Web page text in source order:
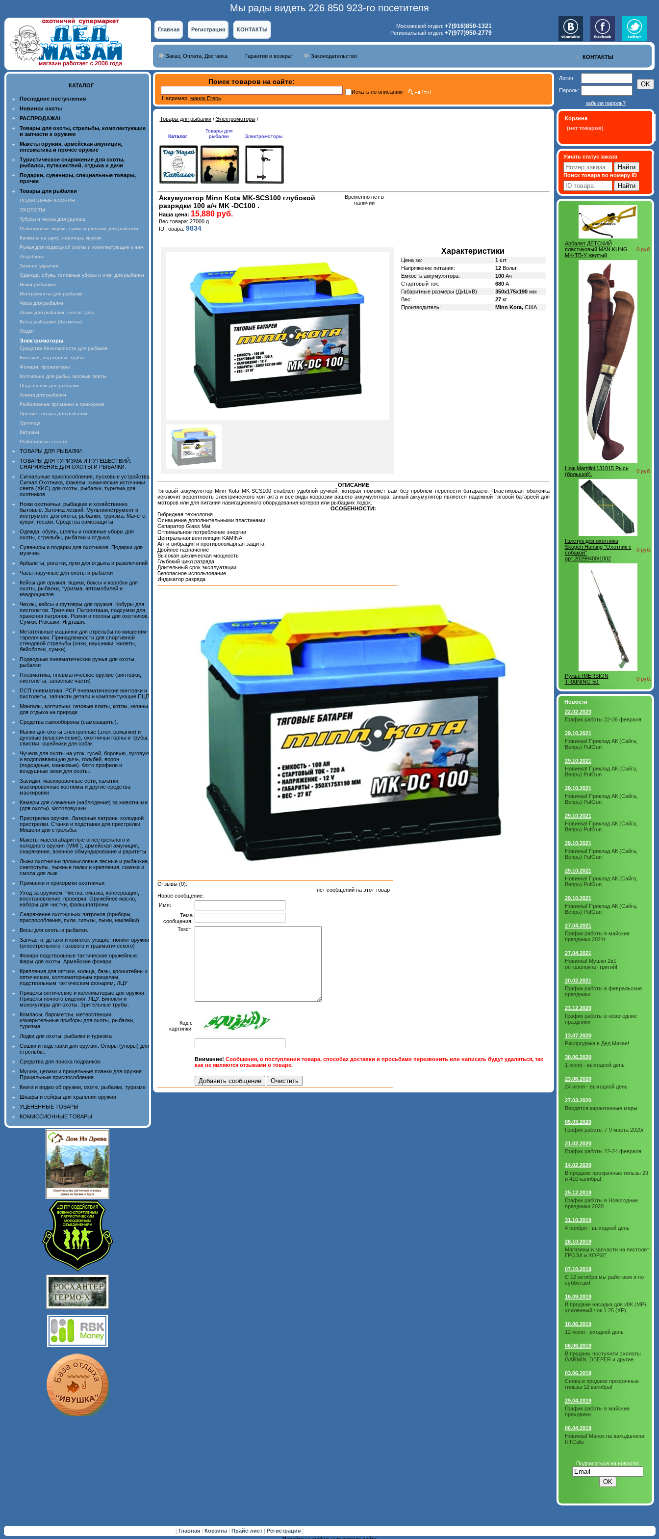
Мы рады видеть 226 850 923-го посетителя
Главная Регистрация КОНТАКТЫ
Московский отдел: +7(916)850-1321
Региональный отдел: +7(977)950-2779
КОНТАКТЫ
Заказ, Оплата, Доставка Гарантии и возврат Законодательство
КАТАЛОГ
Последние поступления
Новинки охоты
РАСПРОДАЖА!
Товары для охоты, стрельбы, комплектующие
и запчасти к оружию
Макеты оружия, армейская амуниция,
пневматика и прочее оружие
Туристическое снаряжение для охоты,
рыбалки, путешествий, отдыха и дачи
Подарки, сувениры, специальные товары,
прочее
Товары для рыбалки
ПОДВОДНЫЕ КАМЕРЫ
ЭХОЛОТЫ
Тубусы и чехлы для удилищ
Рыболовные ящики, сумки и рюкзаки для рыбалки
Капканы на щуку, жерлицы, кружки
Ружья для подводной охоты и комплектующие к ним
Ледобуры
Зимние укрытия
Одежда, обувь, головные уборы и очки для рыбалки
Ножи рыбацкие
Инструменты для рыбалки
Часы для рыбалки
Лыжи для рыбалки, снегоступы
Весы рыбацкие (безмены)
Лодки
Электромоторы
Средства безопасности для рыбаков
Бинокли, подзорные трубы
Фонари, прожекторы
Коптильни для рыбы, газовые плиты
Подсачники для рыбалки
Химия для рыбалки
Рыболовные приманки и прикормки
Прочие товары для рыбалки
Удилища
Катушки
Рыболовные снасти
ТОВАРЫ ДЛЯ РЫБАЛКИ
ТОВАРЫ ДЛЯ ТУРИЗМА И ПУТЕШЕСТВИЙ.
СНАРЯЖЕНИЕ ДЛЯ ОХОТЫ И РЫБАЛКИ.
Сигнальные приспособления, пусковые устройства
Сигнал Охотника, факелы, химические источники
света (ХИС) для охоты, рыбалки, туризма для
охотников
Ножи охотничьи, рыбацкие и хозяйственно
бытовые. Заточка лезвий. Мультиинструмент и
инструмент для охоты, рыбалки, туризма. Мачете,
кукри, тесаки. Средства самозащиты.
Одежда, обувь, шляпы и головные уборы для
охоты, стрельбы, рыбалки и отдыха.
Сувениры и подарки для охотников. Подарки для
мужчин.
Арбалеты, рогатки, луки для отдыха и развлечений
Часы наручные для охоты и рыбалки
Кейсы для оружия, ящики, боксы и коробки для
охоты, рыбалки, туризма, автомобилей и
квадроциклов
Чехлы, кейсы и футляры для оружия. Кобуры для
пистолетов. Тренчики. Патронташи, подсумки для
хранения патронов. Ремни и погоны для охотников.
Сумки. Рюкзаки. Ягдташи.
Метательные машинки для стрельбы по мишеням-
тарелочкам. Принадлежности для спортивной
стендовой стрельбы (очки, наушники, жилеты,
бейсболки, сумки)
Подводные пневматические ружья для охоты,
рыбалки
Пневматика, пневматическое оружие (винтовки,
пистолеты, запасные части)
ПСП пневматика, PCP пневматические винтовки и
пистолеты, запчасти детали и комплектующие ПЦП
Мангалы, коптильни, газовые плиты, котлы, казаны
для отдыха на природе
Средства самообороны (самозащиты).
Манки для охоты электронные (электроманки) и
духовые (классические), охотничьи горны и трубы,
свистки, ошейники для собак
Чучела для охоты на уток, гусей, боровую, луговую
и водоплавающую дичь, голубей, ворон
(подсадные, манковые). Фото профили и
воздушные змеи для охоты.
Засидки, маскировочные сети, палатки,
маскировочные костюмы и другие средства
маскировки
Камеры для слежения (наблюдения) за животными
(для охоты). Фотоловушки.
Пристрелка оружия. Лазерные патроны холодной
пристрелки. Станки и подставки для пристрелки.
Мишени для стрельбы.
Макеты массогабаритные огнестрельного и
холодного оружия (ММГ), армейская амуниция,
снаряжение, военное обмундирование и раритеты
Лыжи охотничьи промысловые лесные и рыбацкие,
снегоступы, лыжные палки и крепления, смазка и
смола для лыж
Приманки и прикормки охотничьи
Уход за оружием. Чистка, смазка, консервация,
восстановление, проверка. Оружейное масло,
наборы для чистки, фальшпатроны.
Снаряжение охотничьих патронов (приборы,
приспособления, пули, гильзы, пыжи, наклейки)
Весы для охоты и рыбалки.
Запчасти, детали и комплектующие, тюнинг оружия
(огнестрельного, газового и травматического)
Фонари подствольные тактические оружейные.
Фары для охоты. Армейские фонари.
Крепления для оптики, кольца, базы, кронштейны к
оптическим, коллиматорным прицелам,
подствольным тактическим фонарям, ЛЦУ
Прицелы оптические и коллиматорые для оружия.
Прицелы ночного видения. ЛЦУ. Бинокли и
монокуляры для охоты. Зрительные трубы.
Компасы, барометры, метеостанции,
измерительные приборы для охоты, рыбалки,
туризма
Лодки для охоты, рыбалки и туризма
Сошки и подставки для оружия. Опоры (упоры) для
стрельбы.
Средства для поиска подранков.
Мушки, целики и прицельные планки для оружия.
Прицельные приспособления.
Книги и видео об оружии, охоте, рыбалке, туризме
Шкафы и сейфы для хранения оружия
УЦЕНЕННЫЕ ТОВАРЫ
КОМИССИОННЫЕ ТОВАРЫ
Поиск товаров на сайте:
Например, манок Егерь
Искать по описанию
Товары для рыбалки/ Электромоторы/
Каталог
Товары для
рыбалки
Электромоторы
Аккумулятор Minn Kota MK-SCS100 глубокой
разрядки 100 а/ч MK -DC100 .
Наша цена: 15,880 руб.
Вес товара: 27000 g
ID товара: 9834
Временно нет в
наличии
Характеристики
Цена за: 1 шт
Напряжение питания:
12 Вольт
Емкость аккумулятора:
100 Ач
Стартовый ток:
680 А
Габаритные размеры (ДхШхВ):
350х175х190мм
Вес:
27 кг
Производитель:
Minn Kota,США
ОПИСАНИЕ
Тяговый аккумулятор Minn Kota MK-SCS100 снабжен удобной ручкой, которая поможет вам без проблем перенести батараею. Пластиковая оболочка
исключит вероятность электрического контакта и все виды коррозии вашего аккумулятора. анный аккумулятор является надежной тяговой батареей для
моторов или для питания навигационного оборудования катеров или рыбацких лодок.
ОСОБЕННОСТИ:
Гибридная технология
Оснащение дополнительными пластинами
Сепаратор Glass Mat
Отпимальное потребление энергии
Центральная вентиляция KAMINA
Анти-вибрация и противопожарная защита
Двойное назначение
Высокая циклическая мощность
Глубокий цикл разряда
Длительный срок эксплуатации
Безопасное использование
Индикатор разряда
Отзывы (0):
нет сообщений на этот товар
Новое сообщение:
Имя:
Тема
сообщения:
Текст:
Код с
картинки:
Внимание! Сообщения, о поступлении товара, способах доставки и просьбами перезвонить или написать будут удаляться, так
как не являются отзывами о товаре.
Логин:
Пароль:
забыли пароль?
Корзина
(нет товаров)
Узнать статус заказа
Поиск товара по номеру ID
Арбалет ДЕТСКИЙ
пластиковый MAN KUNG
MK-TB-Y желтый
0 руб.
Нож Marttiini 131015 Рысь
(большой).
0 руб.
Галстук для охотника
Skogen Hunting "Охотник с
собакой"
арт.20299400/1002
0 руб.
Ружье IMERSION
TRAINING 50.
0 руб.
Новости
22.02.2023
График работы 22-26 февраля
29.10.2021
Новинка! Приклад АК (Сайга,
Вепрь) PufGun
29.10.2021
Новинка! Приклад АК (Сайга,
Вепрь) PufGun
29.10.2021
Новинка! Приклад АК (Сайга,
Вепрь) PufGun
29.10.2021
Новинка! Приклад АК (Сайга,
Вепрь) PufGun
29.10.2021
Новинка! Приклад АК (Сайга,
Вепрь) PufGun
29.10.2021
Новинка! Приклад АК (Сайга,
Вепрь) PufGun
29.10.2021
Новинка! Приклад АК (Сайга,
Вепрь) PufGun
27.04.2021
График работы в майские
праздники 2021г
27.04.2021
Новинка! Мушки 2в1
оптоволокно+тритий!
20.02.2021
График работы в февральские
праздники
23.12.2020
График работы в новогодние
праздники
13.07.2020
Распродажа в Дед Мазае!
30.06.2020
1 июля - выходной день
23.06.2020
24 июня - выходной день
27.03.2020
Вводятся карантинные меры
05.03.2020
График работы 7-9 марта 2020г
21.02.2020
График работы 22-24 февраля
14.02.2020
В продаже прозрачные гильзы 29
и 410 калибра!
25.12.2019
График работы в Новогодние
праздники 2020
31.10.2019
4 ноября - выходной день
28.10.2019
Магазины и запчасти на пистолет
ГРОЗА и ХОРХЕ
07.10.2019
С 12 октября мы работаем и по
субботам!
16.09.2019
В продаже насадка для ИЖ (МР)
усиленный чок 1.25 (XF)
10.06.2019
12 июня - входной день
06.06.2019
В продажу поступили эхолоты
GARMIN, DEEPER и другие.
03.06.2019
Снова в продаже прозрачные
гильзы 12 калибра!
29.04.2019
График работы в майские
прахдники
06.04.2019
Новинка! Манок на вальдшнепа
RTCalls
Подписаться на новости:
[ Главная | Корзина | Прайс-лист | Регистрация ]